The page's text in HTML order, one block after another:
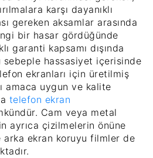
karşı dayanıklı
gereken aksamlar arasında
bir hasar gördüğünde
garanti kapsamı dışında
sebeple hassasiyet içerisinde
ekranları için üretilmiş
amaca uygun ve kalite
telefon ekran
Cam veya metal
ayrıca çizilmelerin önüne
ekran koruyu filmler de